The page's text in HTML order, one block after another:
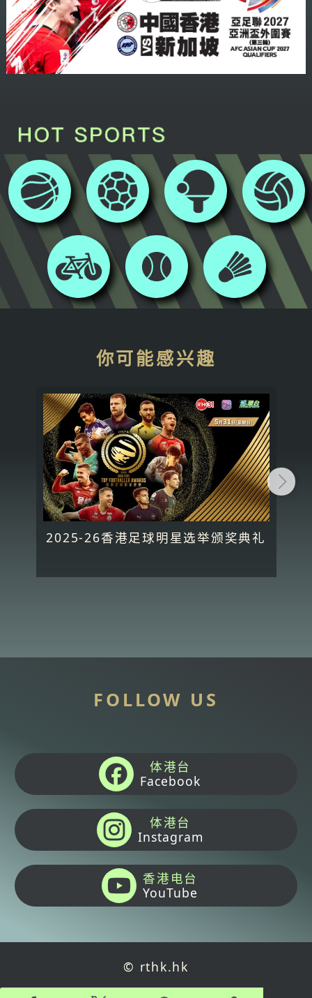
你可能感兴趣
2025-26香港足球明星选举颁奖典礼
FOLLOW US
体港台
Facebook
体港台
Instagram
香港电台
YouTube
© rthk.hk